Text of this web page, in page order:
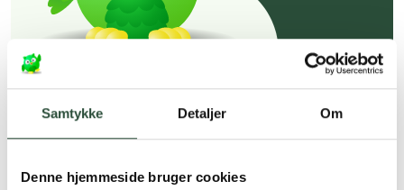
Samtykke Detaljer Om
Denne hjemmeside bruger cookies